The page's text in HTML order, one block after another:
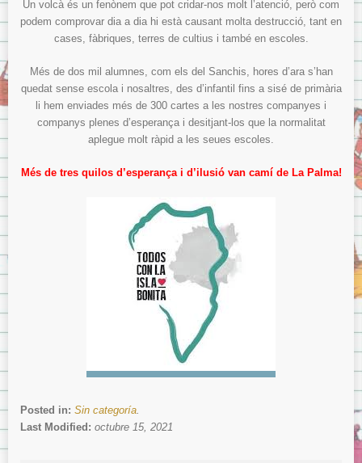
Sobre la Protecció de Dades.
Un volcà és un fenònem que pot cridar-nos molt l’atenció, però com
podem comprovar dia a dia hi està causant molta destrucció, tant en
cases, fàbriques, terres de cultius i també en escoles.
Més de dos mil alumnes, com els del Sanchis, hores d’ara s’han
quedat sense escola i nosaltres, des d’infantil fins a sisé de primària
li hem enviades més de 300 cartes a les nostres companyes i
companys plenes d’esperança i desitjant-los que la normalitat
aplegue molt ràpid a les seues escoles.
Més de tres quilos d’esperança i d’ilusió van camí de La Palma!
Posted in: Sin categoría.
Last Modified: octubre 15, 2021